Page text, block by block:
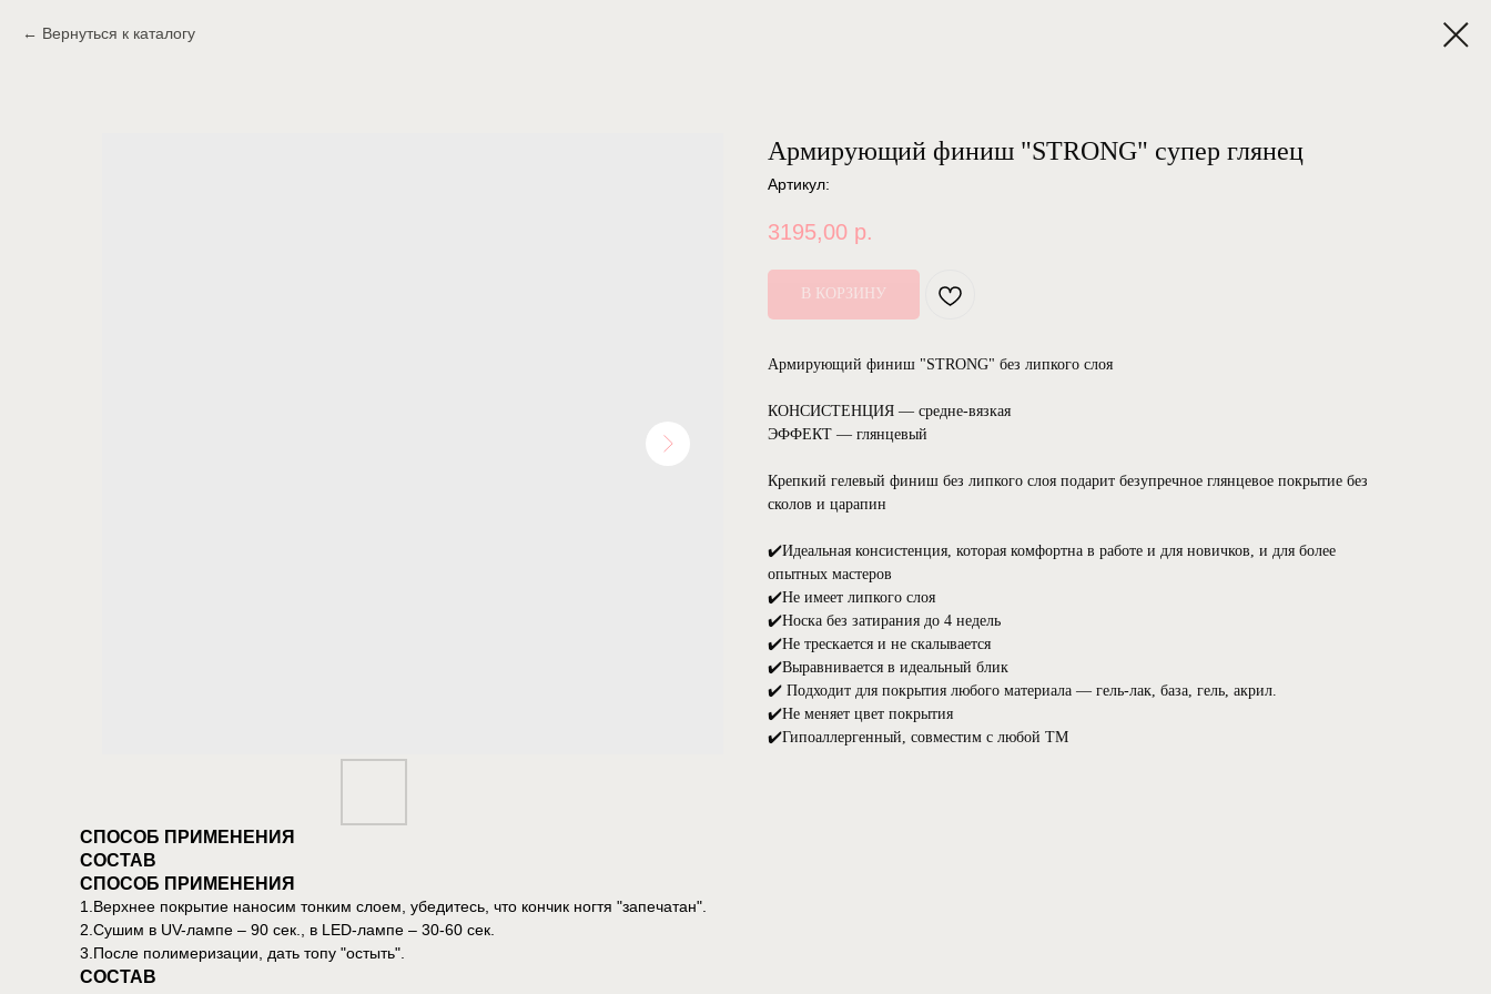
Вернуться к каталогу
Армирующий финиш "STRONG" супер глянец
Артикул:
3195,00 р.
В КОРЗИНУ
Армирующий финиш "STRONG" без липкого слоя
КОНСИСТЕНЦИЯ — средне-вязкая
ЭФФЕКТ — глянцевый
Крепкий гелевый финиш без липкого слоя подарит безупречное глянцевое покрытие без
сколов и царапин
✔️Идеальная консистенция, которая комфортна в работе и для новичков, и для более
опытных мастеров
✔️Не имеет липкого слоя
✔️Носка без затирания до 4 недель
✔️Не трескается и не скалывается
✔️Выравнивается в идеальный блик
✔️ Подходит для покрытия любого материала — гель-лак, база, гель, акрил.
✔️Не меняет цвет покрытия
✔️Гипоаллергенный, совместим с любой ТМ
СПОСОБ ПРИМЕНЕНИЯ
СОСТАВ
СПОСОБ ПРИМЕНЕНИЯ
1.Верхнее покрытие наносим тонким слоем, убедитесь, что кончик ногтя "запечатан".
2.Сушим в UV-лампе – 90 сек., в LED-лампе – 30-60 сек.
3.После полимеризации, дать топу "остыть".
СОСТАВ